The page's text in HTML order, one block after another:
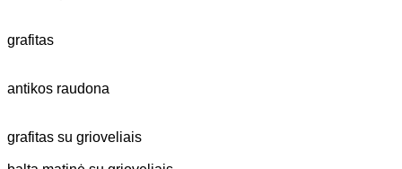
grafitas
antikos raudona
grafitas su grioveliais